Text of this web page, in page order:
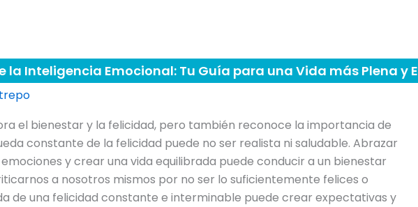
la Inteligencia Emocional: Tu Guía para una Vida más Plena y
el bienestar y la felicidad, pero también reconoce la importancia de
constante de la felicidad puede no ser realista ni saludable. Abrazar
y crear una vida equilibrada puede conducir a un bienestar
a nosotros mismos por no ser lo suficientemente felices o
de una felicidad constante e interminable puede crear expectativas y